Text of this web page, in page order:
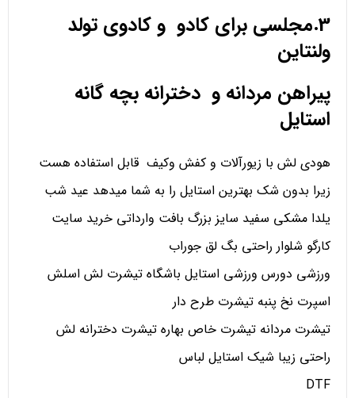
3.مجلسی برای کادو و کادوی تولد
ولنتاین
پیراهن مردانه و دخترانه بچه گانه
استایل
هودی لش با زیورآلات و کفش وکیف قابل استفاده هست
زیرا بدون شک بهترین استایل را به شما میدهد عید شب
یلدا مشکی سفید سایز بزرگ بافت وارداتی خرید سایت
کارگو شلوار راحتی بگ لق جوراب
ورزشی دورس ورزشی استایل باشگاه تیشرت لش اسلش
اسپرت نخ پنبه تیشرت طرح دار
تیشرت مردانه تیشرت خاص بهاره تیشرت دخترانه لش
راحتی زیبا شیک استایل لباس
DTF